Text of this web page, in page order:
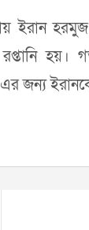
ইরান
এর জন্য